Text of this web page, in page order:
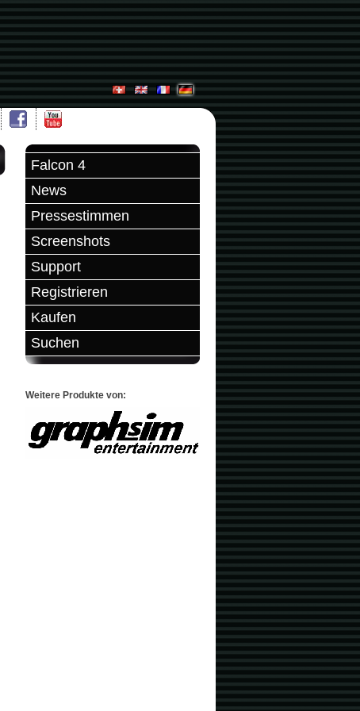
Falcon 4
News
Pressestimmen
Screenshots
Support
Registrieren
Kaufen
Suchen
Weitere Produkte von: